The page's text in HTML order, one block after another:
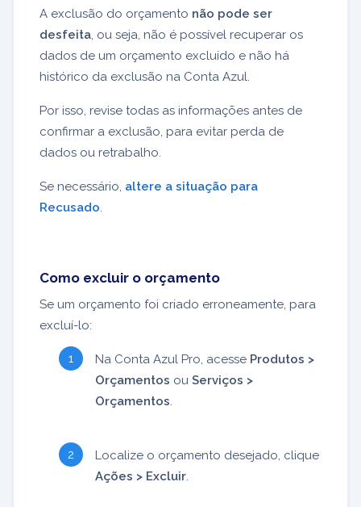
A exclusão do orçamento não pode ser
desfeita , ou seja, não é possível recuperar os
dados de um orçamento excluído e não há
histórico da exclusão na Conta Azul.
Por isso, revise todas as informações antes de
confirmar a exclusão, para evitar perda de
dados ou retrabalho.
Se necessário, altere a situação para
Recusado
Como excluir o orçamento
Se um orçamento foi criado erroneamente, para
excluí-lo:
Na Conta Azul Pro, acesse Produtos >
Orçamentos ou Serviços >
Orçamentos
Localize o orçamento desejado, clique
Ações > Excluir